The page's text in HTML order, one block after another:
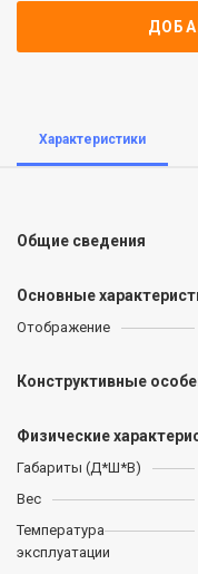
Характеристики
Общие сведения
Основные
Отображение
Конструктивные
Физические
Габариты (Д*Ш*В)
Вес
Температура
эксплуатации